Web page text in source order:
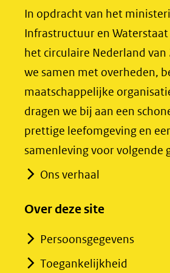
(opent
nieuw
naar
een
andere
website)
(opent
nieuw
naar
een
andere
website)
In opdracht van het
Infrastructuur en
het circulaire Nederland
we samen met overheden,
maatschappelijke
dragen we bij aan een
prettige leefomgeving en
samenleving voor volgende
Ons verhaal
Over deze site
Persoonsgegevens
Toegankelijkheid